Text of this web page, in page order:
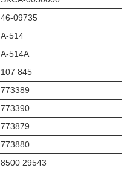
46-09735
A-514
A-514A
107 845
773389
773390
773879
773880
8500 29543